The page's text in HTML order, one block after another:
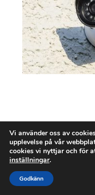
Vi använder oss av
upplevelse på vår
cookies vi nyttjar och för
inställningar.
Godkänn